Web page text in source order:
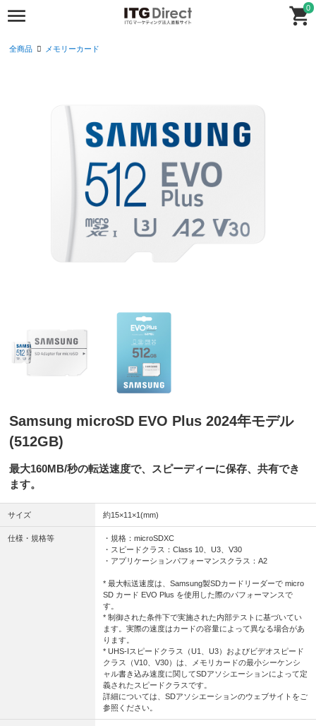
0
全商品 メモリーカード
Samsung microSD EVO Plus 2024年モデル
(512GB)
最大160MB/秒の転送速度で、スピーディーに保存、共有でき
ます。
サイズ 約15×11×1(mm)
仕様・規格等
・規格：microSDXC
・スピードクラス：Class 10、U3、V30
・アプリケーションパフォーマンスクラス：A2
* 最大転送速度は、Samsung製SDカードリーダーで micro
SD カード EVO Plus を使用した際のパフォーマンスで
す。
* 制御された条件下で実施された内部テストに基づいてい
ます。実際の速度はカードの容量によって異なる場合があ
ります。
* UHS-Iスピードクラス（U1、U3）およびビデオスピード
クラス（V10、V30）は、メモリカードの最小シーケンシ
ャル書き込み速度に関してSDアソシエーションによって定
義されたスピードクラスです。
詳細については、SDアソシエーションのウェブサイトをご
参照ください。